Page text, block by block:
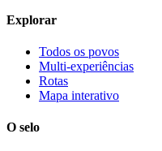
Explorar
Todos os povos
Multi-experiências
Rotas
Mapa interativo
O selo